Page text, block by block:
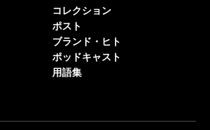
コレクション
ポスト
ブランド・ヒト
ポッドキャスト
用語集